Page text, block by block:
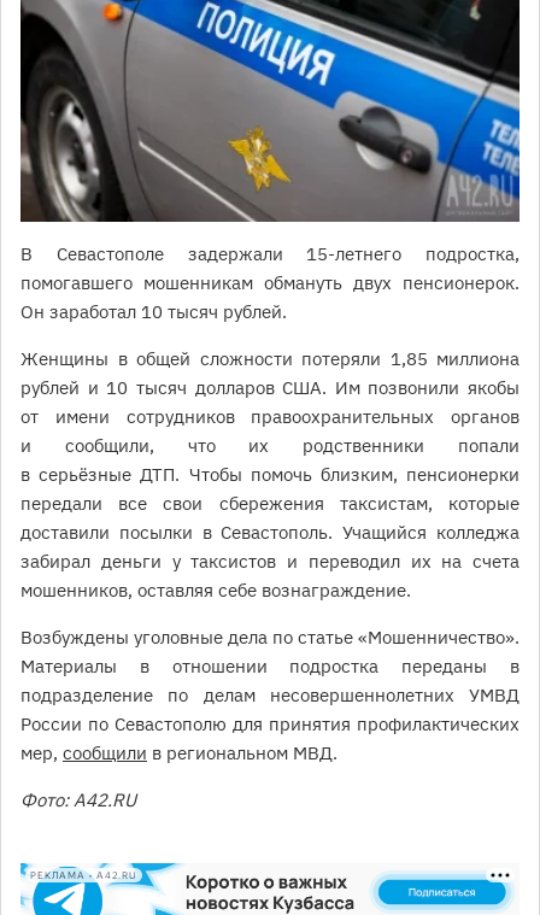
В Севастополе задержали 15-летнего подростка,
помогавшего мошенникам обмануть двух пенсионерок.
Он заработал 10 тысяч рублей.
Женщины в общей сложности потеряли 1,85 миллиона
рублей и 10 тысяч долларов США. Им позвонили якобы
от имени сотрудников правоохранительных органов
и сообщили, что их родственники попали
в серьёзные ДТП. Чтобы помочь близким, пенсионерки
передали все свои сбережения таксистам, которые
доставили посылки в Севастополь. Учащийся колледжа
забирал деньги у таксистов и переводил их на счета
мошенников, оставляя себе вознаграждение.
Возбуждены уголовные дела по статье «Мошенничество».
Материалы в отношении подростка переданы в
подразделение по делам несовершеннолетних УМВД
России по Севастополю для принятия профилактических
мер, сообщили в региональном МВД.
Фото: А42.RU
РЕКЛАМА • A42.RU